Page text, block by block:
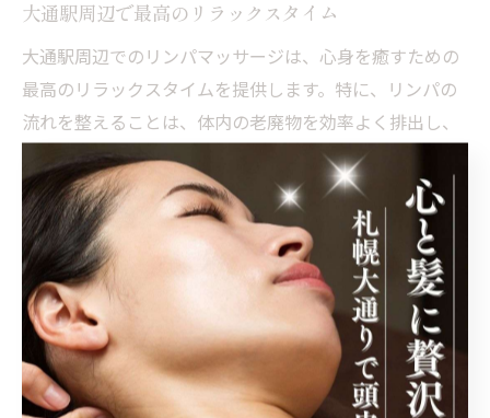
大通駅周辺で最高のリラックスタイム
大通駅周辺でのリンパマッサージは、心身を癒すための
最高のリラックスタイムを提供します。特に、リンパの
流れを整えることは、体内の老廃物を効率よく排出し、
むくみや疲労感を軽減する効果があります。これによ
り、体が軽くなり、心もすっきりとリフレッシュできま
す。多忙な日々の中で、ひとときの静寂を味わい、心身
のバランスを取り戻すことができるのが魅力です。プロ
のセラピストによる丁寧な施術は、個々の体調や悩みに
応じてカスタマイズされており、施術後にはまるで新た
に生まれ変わったかのような感覚を味わえるでしょう。
地元のサロンでは、事前にカウンセリングを行い、一人